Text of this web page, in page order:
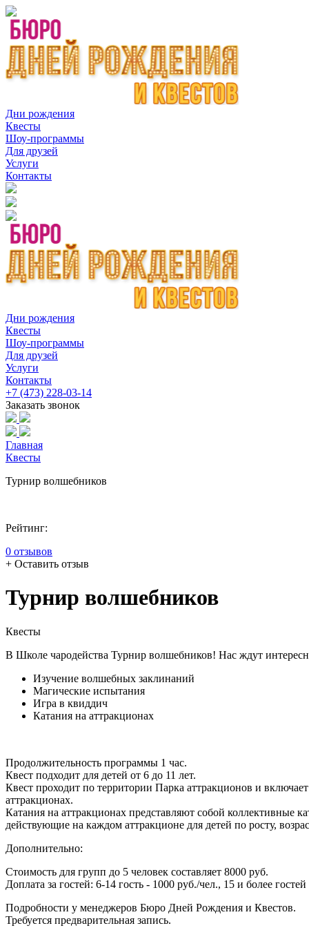
Дни рождения
Квесты
Шоу-программы
Для друзей
Услуги
Контакты
Дни рождения
Квесты
Шоу-программы
Для друзей
Услуги
Контакты
+7 (473) 228-03-14
Заказать звонок
Главная
Квесты
Турнир волшебников
Рейтинг:
0 отзывов
+ Оставить отзыв
Турнир волшебников
Квесты
В Школе чародейства Турнир волшебников! Нас ждут
Изучение волшебных заклинаний
Магические испытания
Игра в квиддич
Катания на аттракционах
Продолжительность программы 1 час.
Квест подходит для детей от 6 до 11 лет.
Квест проходит по территории Парка аттракционов и
аттракционах.
Катания на аттракционах представляют собой
действующие на каждом аттракционе для детей по росту,
Дополнительно:
Стоимость для групп до 5 человек составляет 8000 руб.
Доплата за гостей: 6-14 гость - 1000 руб./чел., 15 и более
Подробности у менеджеров Бюро Дней Рождения и Квестов.
Требуется предварительная запись.